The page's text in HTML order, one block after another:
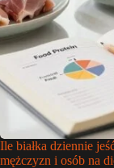
Ile białka dziennie
mężczyzn i osób na